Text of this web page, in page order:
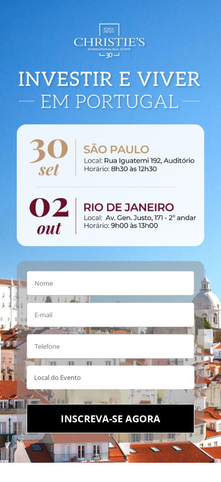
INSCREVA-SE AGORA